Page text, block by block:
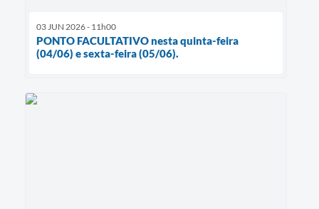
03 JUN 2026 - 11h00
PONTO FACULTATIVO nesta quinta-feira
(04/06) e sexta-feira (05/06).